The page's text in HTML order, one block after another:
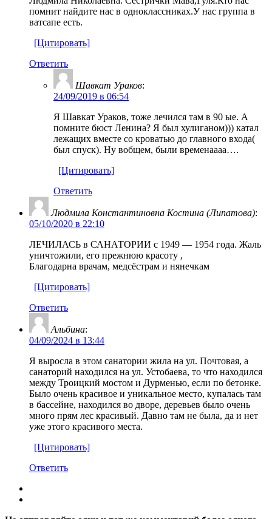
помнит найдите нас в одноклассниках.У нас группа в
ватсапе есть.
[Цитировать]
Ответить
Шавкат Ураков:
24/09/2019 в 06:54
Я Шавкат Ураков, тоже лечился там в 90 ые. А
помните бюст Ленина? Я был хулиганом))) катал
лежащих вместе со кроватью до главного входа(
был спуск). Ну вобщем, были временаааа….
[Цитировать]
Ответить
Людмила Константиновна Костина (Липатова):
05/10/2020 в 22:10
ЛЕЧИЛАСЬ в САНАТОРИИ с 1949 — 1954 года. Жаль
уничтожили, его прежнюю красоту ,
Благодарна врачам, медсёстрам и нянечкам
[Цитировать]
Ответить
Альбина:
04/09/2024 в 13:44
Я выросла в этом санатории жила на ул. Почтовая, а
санаторий находился на ул. Устобаева, то что находился
между Троицкий мостом и Дурменью, если по бетонке.
Было очень красивое и уникальное место, купалась там
в бассейне, находился во дворе, деревьев было очень
много прям лес красивый. Давно там не была, да и нет
уже этого красивого места.
[Цитировать]
Ответить